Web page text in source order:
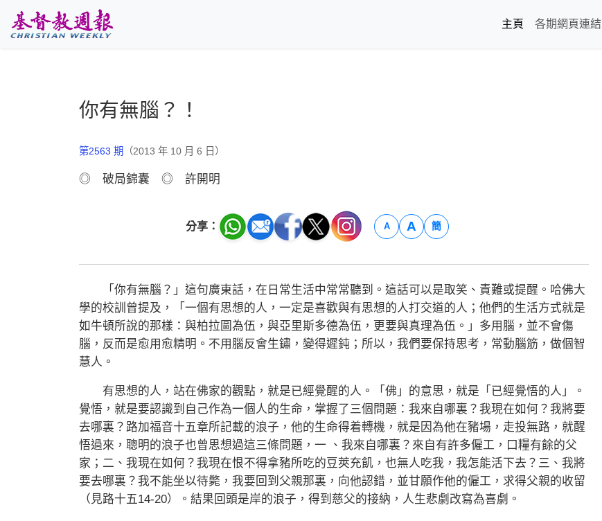
主頁
各期網頁連結
你有無腦？！
第2563 期 （2013 年 10 月 6 日）
◎ 破局錦囊 ◎ 許開明
分享： A A 簡
「你有無腦？」這句廣東話，在日常生活中常常聽到。這話可以是取笑、責難或提醒。哈佛大
學的校訓曾提及，「一個有思想的人，一定是喜歡與有思想的人打交道的人；他們的生活方式就是
如牛頓所說的那樣：與柏拉圖為伍，與亞里斯多德為伍，更要與真理為伍。」多用腦，並不會傷
腦，反而是愈用愈精明。不用腦反會生鏽，變得遲鈍；所以，我們要保持思考，常動腦筋，做個智
慧人。
有思想的人，站在佛家的觀點，就是已經覺醒的人。「佛」的意思，就是「已經覺悟的人」。
覺悟，就是要認識到自己作為一個人的生命，掌握了三個問題：我來自哪裏？我現在如何？我將要
去哪裏？路加福音十五章所記載的浪子，他的生命得着轉機，就是因為他在豬場，走投無路，就醒
悟過來，聰明的浪子也曾思想過這三條問題，一 、我來自哪裏？來自有許多僱工，口糧有餘的父
家；二、我現在如何？我現在恨不得拿豬所吃的豆莢充飢，也無人吃我，我怎能活下去？三、我將
要去哪裏？我不能坐以待斃，我要回到父親那裏，向他認錯，並甘願作他的僱工，求得父親的收留
（見路十五14-20）。結果回頭是岸的浪子，得到慈父的接納，人生悲劇改寫為喜劇。